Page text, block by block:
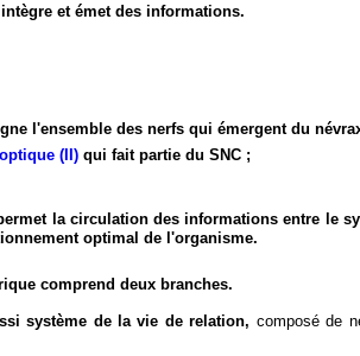
et émet des informations.
l'ensemble des nerfs qui émergent du
(II) qui fait partie du SNC ;
la circulation des informations entre le
optimal de l'organisme.
comprend deux branches.
système de la vie de relation, composé de